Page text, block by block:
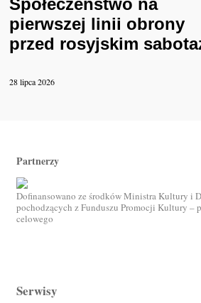
pierwszej linii obrony
przed rosyjskim
28 lipca 2026
Partnerzy
Dofinansowano ze środków Ministra Kultury i
pochodzących z Funduszu Promocji Kultury –
celowego
Serwisy